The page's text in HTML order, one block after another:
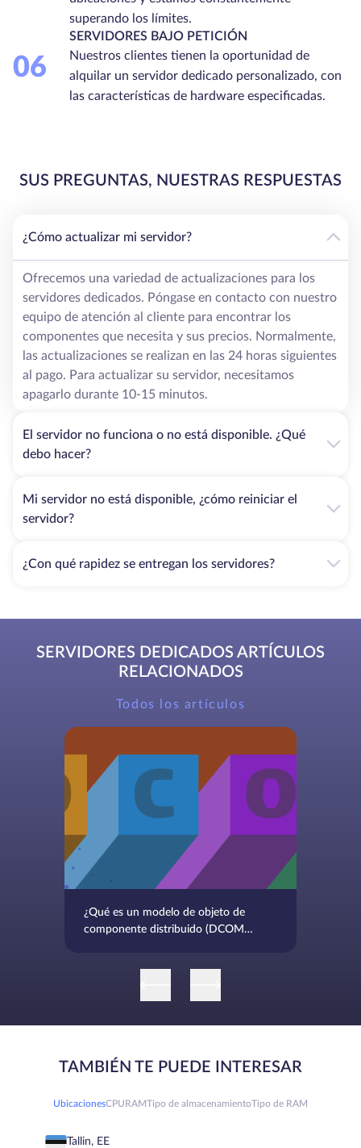
superando los límites.
06
SERVIDORES BAJO PETICIÓN
Nuestros clientes tienen la oportunidad de
alquilar un servidor dedicado personalizado, con
las características de hardware especificadas.
SUS PREGUNTAS, NUESTRAS RESPUESTAS
¿Cómo actualizar mi servidor?
Ofrecemos una variedad de actualizaciones para los
servidores dedicados. Póngase en contacto con nuestro
equipo de atención al cliente para encontrar los
componentes que necesita y sus precios. Normalmente,
las actualizaciones se realizan en las 24 horas siguientes
al pago. Para actualizar su servidor, necesitamos
apagarlo durante 10-15 minutos.
El servidor no funciona o no está disponible. ¿Qué
debo hacer?
Mi servidor no está disponible, ¿cómo reiniciar el
servidor?
¿Con qué rapidez se entregan los servidores?
SERVIDORES DEDICADOS ARTÍCULOS
RELACIONADOS
Todos los artículos
¿Qué es un modelo de objeto de
componente distribuido (DCOM)?
TAMBIÉN TE PUEDE INTERESAR
UbicacionesCPURAMTipo de almacenamientoTipo de RAM
Tallin, EE